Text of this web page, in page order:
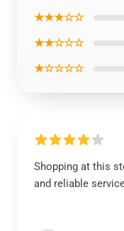
★★★☆☆
★★☆☆☆
★☆☆☆☆
Shopping at this
and reliable